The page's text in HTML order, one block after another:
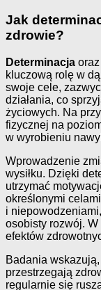
Jak
zdrowie?
Determinacja oraz
kluczową rolę w
swoje cele,
działania, co
życiowych. Na
fizycznej na
w wyrobieniu
Wprowadzenie
wysiłku. Dzięki
utrzymać
określonymi
i
osobisty rozwój.
efektów
Badania
przestrzegają
regularnie się